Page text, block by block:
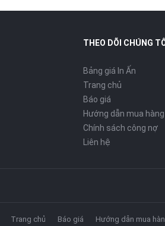
THEO DÕI CHÚNG
Bảng giá In Ấn
Trang chủ
Báo giá
Hướng dẫn mua hàng
Chính sách công nợ
Liên hệ
Trang chủ Báo giá Hướng dẫn mua